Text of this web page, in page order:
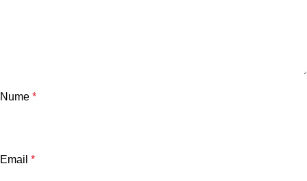
Nume *
Email *